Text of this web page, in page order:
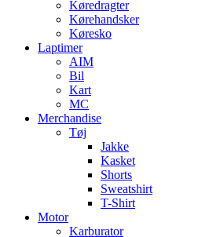
Køredragter
Kørehandsker
Køresko
Laptimer
AIM
Bil
Kart
MC
Merchandise
Tøj
Jakke
Kasket
Shorts
Sweatshirt
T-Shirt
Motor
Karburator